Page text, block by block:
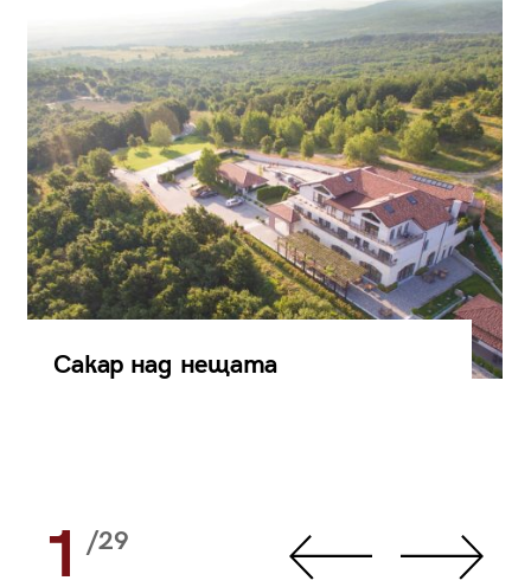
Сакар над нещата
1 /29